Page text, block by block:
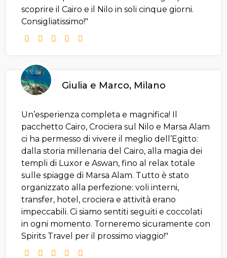
scoprire il Cairo e il Nilo in soli cinque giorni.
Consigliatissimo!"
Giulia e Marco, Milano
Un’esperienza completa e magnifica! Il
pacchetto Cairo, Crociera sul Nilo e Marsa Alam
ci ha permesso di vivere il meglio dell’Egitto:
dalla storia millenaria del Cairo, alla magia dei
templi di Luxor e Aswan, fino al relax totale
sulle spiagge di Marsa Alam. Tutto è stato
organizzato alla perfezione: voli interni,
transfer, hotel, crociera e attività erano
impeccabili. Ci siamo sentiti seguiti e coccolati
in ogni momento. Torneremo sicuramente con
Spirits Travel per il prossimo viaggio!"